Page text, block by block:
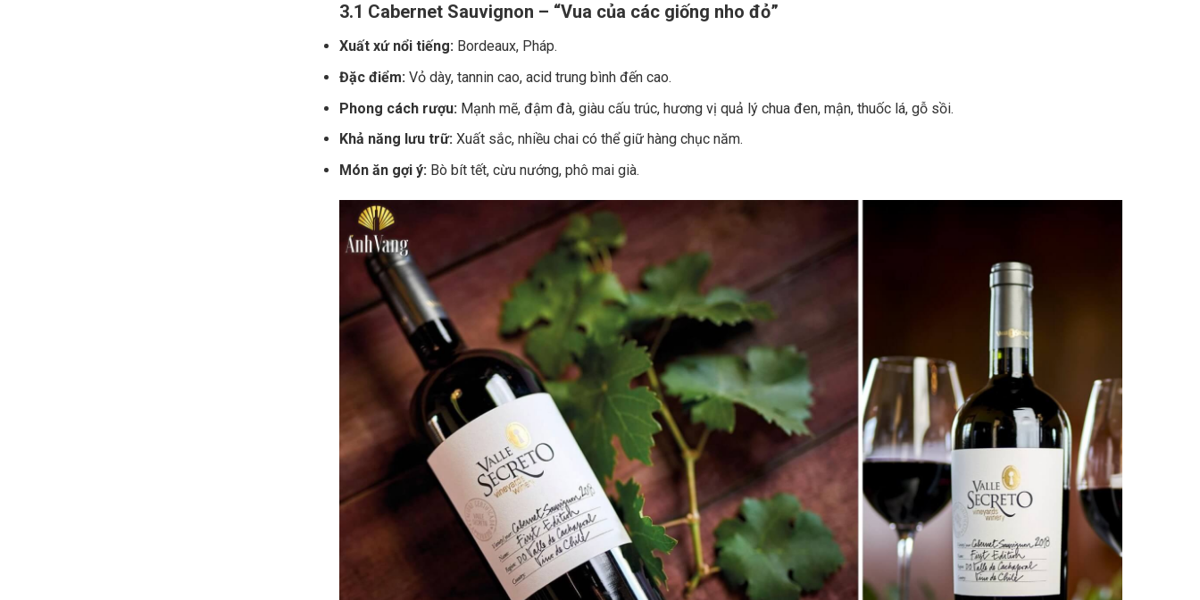
3.1 Cabernet Sauvignon – “Vua của các giống nho đỏ”
Xuất xứ nổi tiếng:Bordeaux, Pháp.
Đặc điểm:Vỏ dày, tannin cao, acid trung bình đến cao.
Phong cách rượu: Mạnh mẽ, đậm đà, giàu cấu trúc, hương vị quả lý chua đen, mận, thuốc lá, gỗ sồi.
Khả năng lưu trữ:Xuất sắc, nhiều chai có thể giữ hàng chục năm.
Món ăn gợi ý: Bò bít tết, cừu nướng, phô mai già.